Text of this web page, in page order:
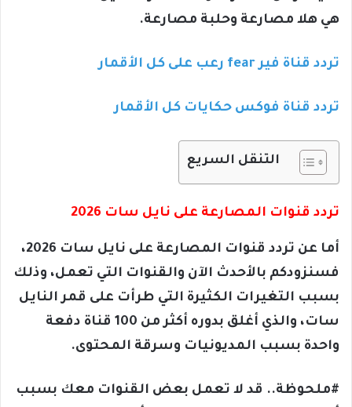
هي هلا مصارعة وحلبة مصارعة.
تردد قناة فير fear رعب على كل الأقمار
تردد قناة فوكس حكايات كل الأقمار
التنقل السريع
تردد قنوات المصارعة على نايل سات 2026
أما عن تردد قنوات المصارعة على نايل سات 2026،
فسنزودكم بالأحدث الآن والقنوات التي تعمل، وذلك
بسبب التغيرات الكثيرة التي طرأت على قمر النايل
سات، والذي أغلق بدوره أكثر من 100 قناة دفعة
واحدة بسبب المديونيات وسرقة المحتوى.
#ملحوظة.. قد لا تعمل بعض القنوات معك بسبب